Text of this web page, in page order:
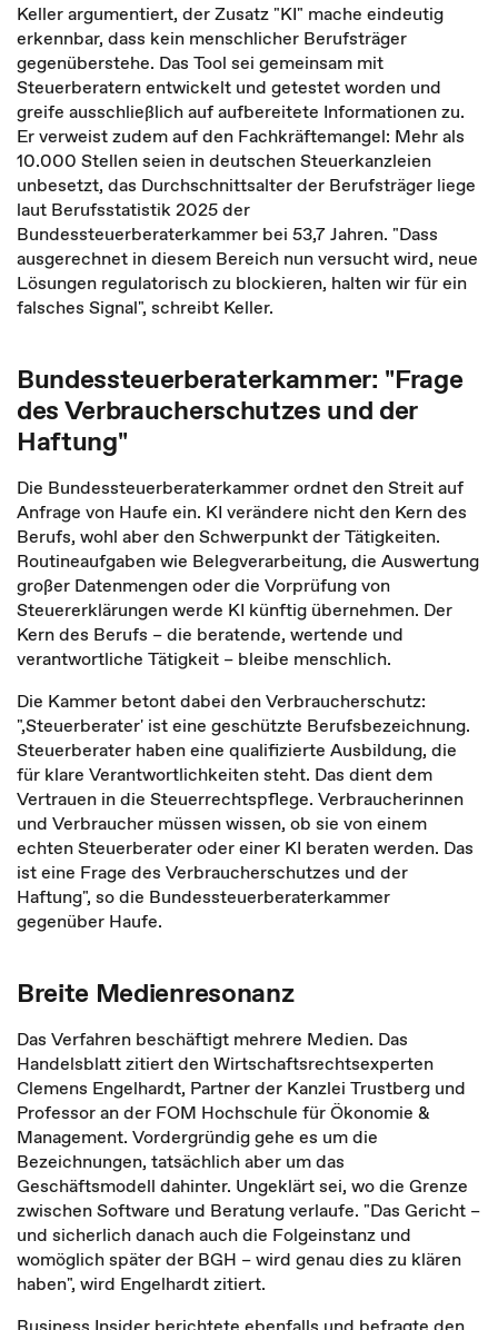
Keller argumentiert, der Zusatz "KI" mache eindeutig
erkennbar, dass kein menschlicher Berufsträger
gegenüberstehe. Das Tool sei gemeinsam mit
Steuerberatern entwickelt und getestet worden und
greife ausschließlich auf aufbereitete Informationen zu.
Er verweist zudem auf den Fachkräftemangel: Mehr als
10.000 Stellen seien in deutschen Steuerkanzleien
unbesetzt, das Durchschnittsalter der Berufsträger liege
laut Berufsstatistik 2025 der
Bundessteuerberaterkammer bei 53,7 Jahren. "Dass
ausgerechnet in diesem Bereich nun versucht wird, neue
Lösungen regulatorisch zu blockieren, halten wir für ein
falsches Signal", schreibt Keller.
Bundessteuerberaterkammer: "Frage
des Verbraucherschutzes und der
Haftung"
Die Bundessteuerberaterkammer ordnet den Streit auf
Anfrage von Haufe ein. KI verändere nicht den Kern des
Berufs, wohl aber den Schwerpunkt der Tätigkeiten.
Routineaufgaben wie Belegverarbeitung, die Auswertung
großer Datenmengen oder die Vorprüfung von
Steuererklärungen werde KI künftig übernehmen. Der
Kern des Berufs – die beratende, wertende und
verantwortliche Tätigkeit – bleibe menschlich.
Die Kammer betont dabei den Verbraucherschutz:
"‚Steuerberater' ist eine geschützte Berufsbezeichnung.
Steuerberater haben eine qualifizierte Ausbildung, die
für klare Verantwortlichkeiten steht. Das dient dem
Vertrauen in die Steuerrechtspflege. Verbraucherinnen
und Verbraucher müssen wissen, ob sie von einem
echten Steuerberater oder einer KI beraten werden. Das
ist eine Frage des Verbraucherschutzes und der
Haftung", so die Bundessteuerberaterkammer
gegenüber Haufe.
Breite Medienresonanz
Das Verfahren beschäftigt mehrere Medien. Das
Handelsblatt zitiert den Wirtschaftsrechtsexperten
Clemens Engelhardt, Partner der Kanzlei Trustberg und
Professor an der FOM Hochschule für Ökonomie &
Management. Vordergründig gehe es um die
Bezeichnungen, tatsächlich aber um das
Geschäftsmodell dahinter. Ungeklärt sei, wo die Grenze
zwischen Software und Beratung verlaufe. "Das Gericht –
und sicherlich danach auch die Folgeinstanz und
womöglich später der BGH – wird genau dies zu klären
haben", wird Engelhardt zitiert.